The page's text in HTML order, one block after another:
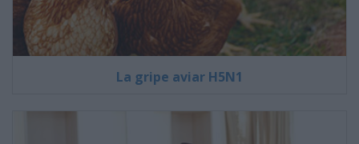
La gripe aviar H5N1